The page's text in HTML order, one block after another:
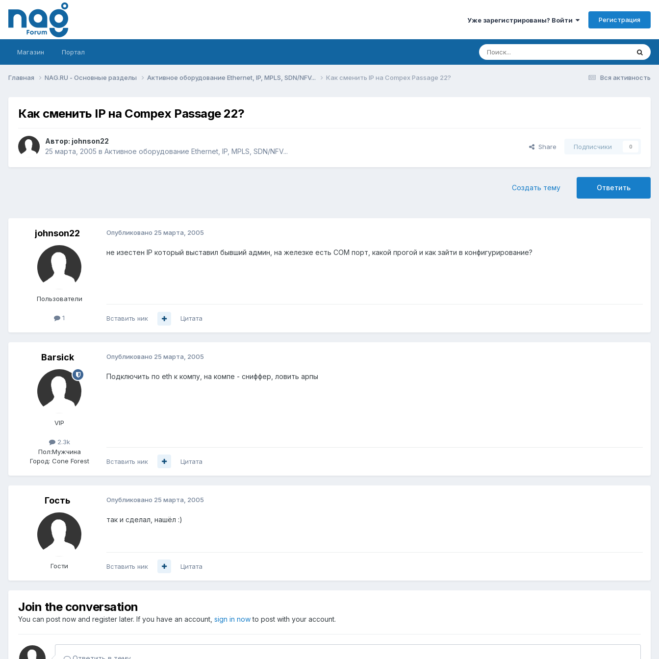
Уже зарегистрированы? Войти Регистрация
Магазин Портал
Вся активность
Главная NAG.RU - Основные разделы Активное оборудование Ethernet, IP, MPLS, SDN/NFV... Как сменить IP на Compex Passage 22?
Как сменить IP на Compex Passage 22?
Автор: johnson22
25 марта, 2005 в Активное оборудование Ethernet, IP, MPLS, SDN/NFV...
Share Подписчики 0
Ответить
Создать тему
johnson22
Пользователи
1
Опубликовано 25 марта, 2005
не изестен IP который выставил бывший админ, на железке есть COM порт, какой прогой и как зайти в конфигурирование?
Вставить ник Цитата
Barsick
VIP
2.3k
Пол:Мужчина
Город: Cone Forest
Опубликовано 25 марта, 2005
Подключить по eth к компу, на компе - сниффер, ловить арпы
Вставить ник Цитата
Гость
Гости
Опубликовано 25 марта, 2005
так и сделал, нашёл :)
Вставить ник Цитата
Join the conversation
You can post now and register later. If you have an account, sign in nowto post with your account.